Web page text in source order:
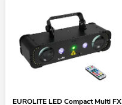
EUROLITE LED Compact Multi FX